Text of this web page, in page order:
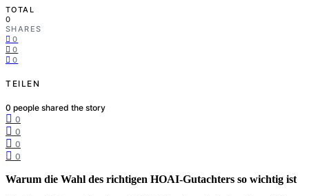
TOTAL
0
SHARES
0
0
0
TEILEN
0 people shared the story
0
0
0
0
Warum die Wahl des richtigen HOAI-Gutachters so wichtig ist